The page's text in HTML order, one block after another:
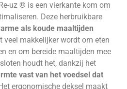
uz ® is een vierkante kom om
Deze herbruikbare
als koude maaltijden
veel makkelijker wordt om eten
en om bereide maaltijden mee
houdt het, dankzij het
vast van het voedsel dat
ergonomische deksel maakt